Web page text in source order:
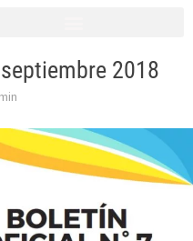
2018